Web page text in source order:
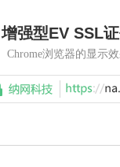
增强型EV SSL
Chrome浏览器的显示